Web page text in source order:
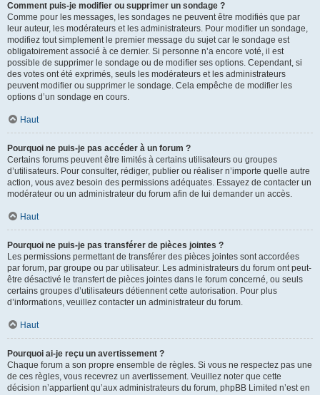
Comment puis-je modifier ou supprimer un sondage ?
Comme pour les messages, les sondages ne peuvent être modifiés que par
leur auteur, les modérateurs et les administrateurs. Pour modifier un sondage,
modifiez tout simplement le premier message du sujet car le sondage est
obligatoirement associé à ce dernier. Si personne n’a encore voté, il est
possible de supprimer le sondage ou de modifier ses options. Cependant, si
des votes ont été exprimés, seuls les modérateurs et les administrateurs
peuvent modifier ou supprimer le sondage. Cela empêche de modifier les
options d’un sondage en cours.
Haut
Pourquoi ne puis-je pas accéder à un forum ?
Certains forums peuvent être limités à certains utilisateurs ou groupes
d’utilisateurs. Pour consulter, rédiger, publier ou réaliser n’importe quelle autre
action, vous avez besoin des permissions adéquates. Essayez de contacter un
modérateur ou un administrateur du forum afin de lui demander un accès.
Haut
Pourquoi ne puis-je pas transférer de pièces jointes ?
Les permissions permettant de transférer des pièces jointes sont accordées
par forum, par groupe ou par utilisateur. Les administrateurs du forum ont peut-
être désactivé le transfert de pièces jointes dans le forum concerné, ou seuls
certains groupes d’utilisateurs détiennent cette autorisation. Pour plus
d’informations, veuillez contacter un administrateur du forum.
Haut
Pourquoi ai-je reçu un avertissement ?
Chaque forum a son propre ensemble de règles. Si vous ne respectez pas une
de ces règles, vous recevrez un avertissement. Veuillez noter que cette
décision n’appartient qu’aux administrateurs du forum, phpBB Limited n’est en